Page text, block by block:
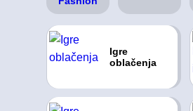
Igre
oblačenja